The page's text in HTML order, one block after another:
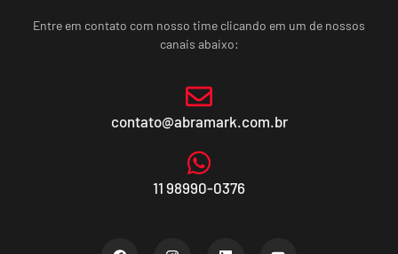
Entre em contato com nosso time clicando em um de nossos
canais abaixo:
contato@abramark.com.br
11 98990-0376